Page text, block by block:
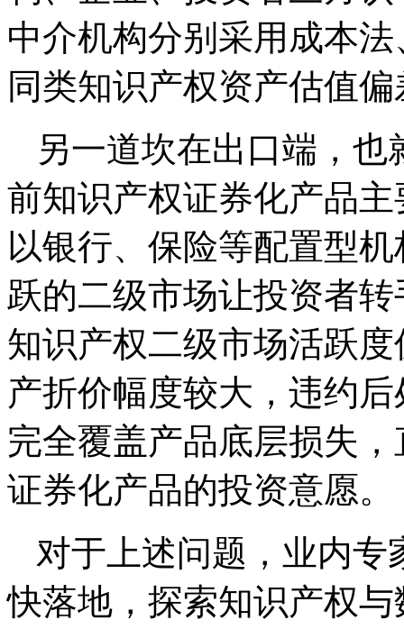
中介机构分别采用成本
同类知识产权资产估值
另一道坎在出口端，
前知识产权证券化产品
以银行、保险等配置型
跃的二级市场让投资者
知识产权二级市场活跃
产折价幅度较大，违约
完全覆盖产品底层损失
证券化产品的投资意愿。
对于上述问题，业内
快落地，探索知识产权